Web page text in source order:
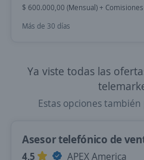
$ 600.000,00 (Mensual) + Comisiones
Más de 30 días
Ya viste todas las
Estas opciones
Asesor telefónico de
4,5
APEX America